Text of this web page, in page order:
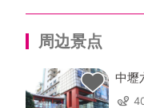
周边景点
中壢